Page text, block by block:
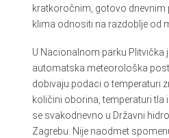
kratkoročnim, gotovo dnevnim
klima odnositi na razdoblje od
U Nacionalnom parku Plitvička
automatska meteorološka
dobivaju podaci o temperaturi
količini oborina, temperaturi tla
se svakodnevno u Državni
Zagrebu. Nije naodmet